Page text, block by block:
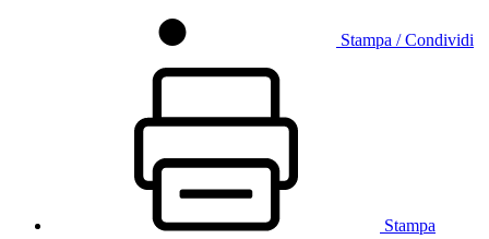
Stampa / Condividi
Stampa